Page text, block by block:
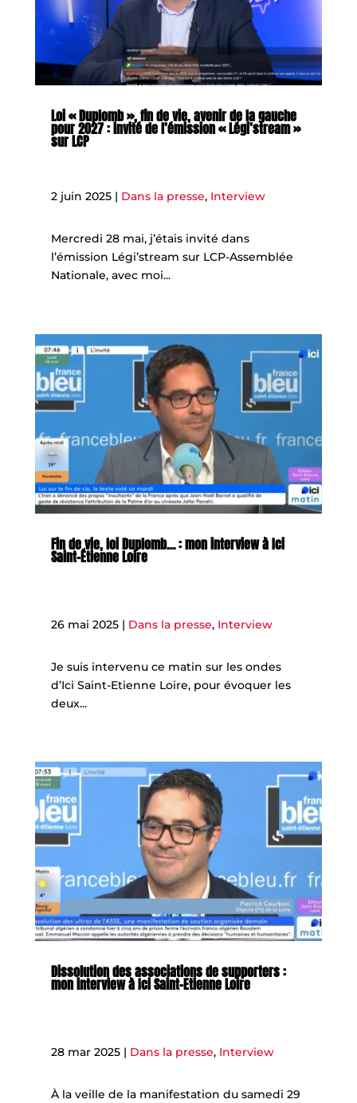
Loi « Duplomb », fin de vie, avenir de la gauche
pour 2027 : invité de l’émission « Légi’stream »
sur LCP
2 juin 2025| Dans la presse, Interview
Mercredi 28 mai, j’étais invité dans
l’émission Légi’stream sur LCP-Assemblée
Nationale, avec moi...
Fin de vie, loi Duplomb… : mon interview à Ici
Saint-Étienne Loire
26 mai 2025| Dans la presse, Interview
Je suis intervenu ce matin sur les ondes
d’Ici Saint-Etienne Loire, pour évoquer les
deux...
Dissolution des associations de supporters :
mon interview à Ici Saint-Etienne Loire
28 mar 2025| Dans la presse, Interview
À la veille de la manifestation du samedi 29